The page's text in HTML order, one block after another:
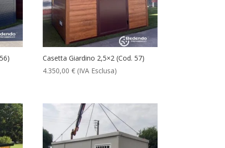
Casetta Giardino 2,5×2 (Cod. 57)
4.350,00€ (IVA Esclusa)